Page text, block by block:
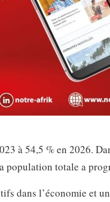
à 54,5 % en 2026.
totale a
dans l’économie et